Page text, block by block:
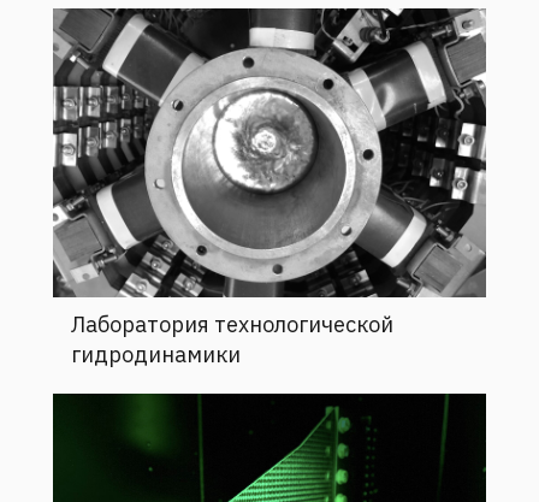
Лаборатория технологической
гидродинамики